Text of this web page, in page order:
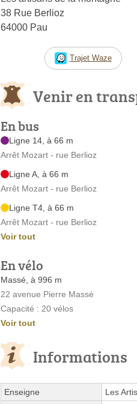
38 Rue Berlioz
64000 Pau
Trajet Waze
Venir en
En bus
Ligne 14, à 66 m
Arrêt Mozart - rue Berlioz
Ligne A, à 66 m
Arrêt Mozart - rue Berlioz
Ligne T4, à 66 m
Arrêt Mozart - rue Berlioz
Voir tout
En vélo
Massé, à 996 m
22 avenue Pierre Massé
Capacité : 20 vélos
Voir tout
Informations
Enseigne Les